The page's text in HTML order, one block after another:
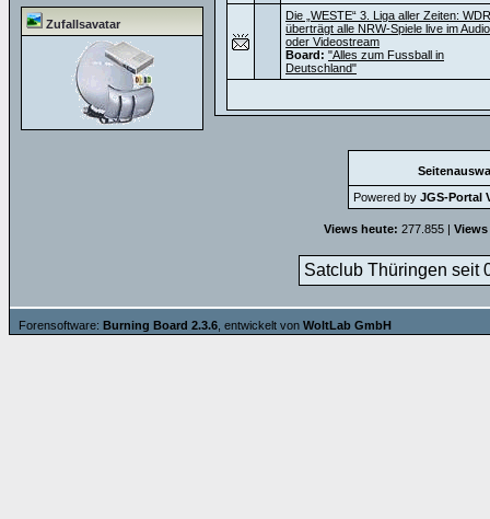
Zufallsavatar
Die „WESTE“ 3. Liga aller Zeiten: WDR
überträgt alle NRW-Spiele live im
oder Videostream
Board: "Alles zum Fussball in
Deutschland"
Powered by JGS-Portal
Views heute: 277.855 |
Satclub Thüringen seit
Forensoftware: Burning Board 2.3.6 , entwickelt von WoltLab GmbH